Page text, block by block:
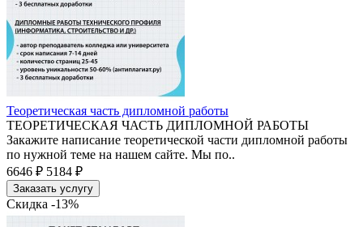
Теоретическая часть дипломной работы
ТЕОРЕТИЧЕСКАЯ ЧАСТЬ ДИПЛОМНОЙ РАБОТЫ
Закажите написание теоретической части дипломной работы
по нужной теме на нашем сайте. Мы по..
6646 ₽ 5184 ₽
Заказать услугу
Скидка -13%